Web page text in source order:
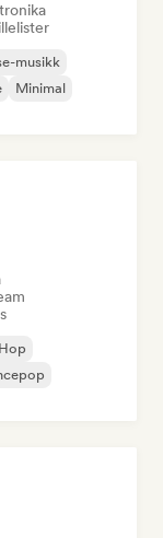
musikk
Minimal